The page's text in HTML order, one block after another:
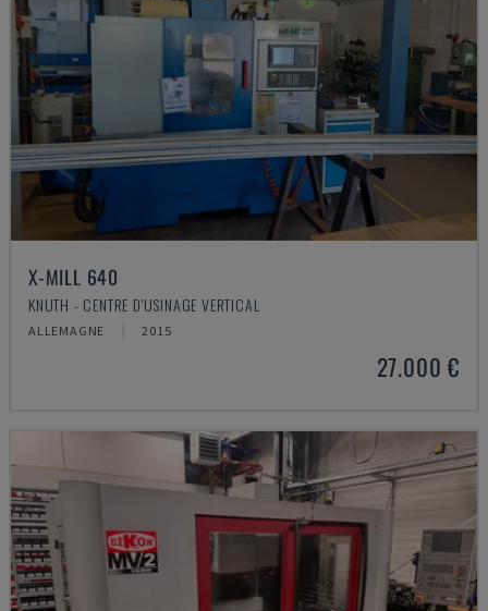
X-MILL 640
KNUTH - CENTRE D'USINAGE VERTICAL
ALLEMAGNE 2015
27.000 €